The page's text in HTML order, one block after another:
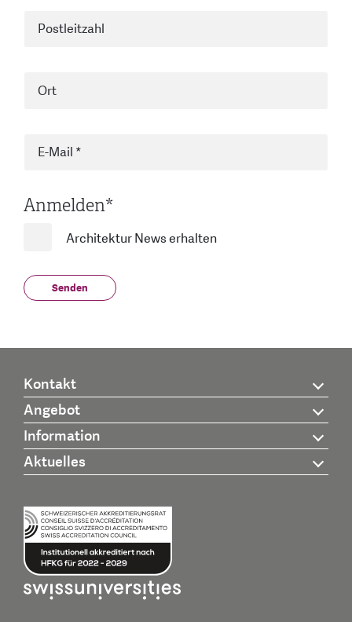
Anmelden*
Architektur News erhalten
Kontakt
Angebot
Information
Aktuelles